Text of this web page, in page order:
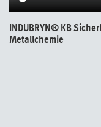
INDUBRYN® KB
Metallchemie